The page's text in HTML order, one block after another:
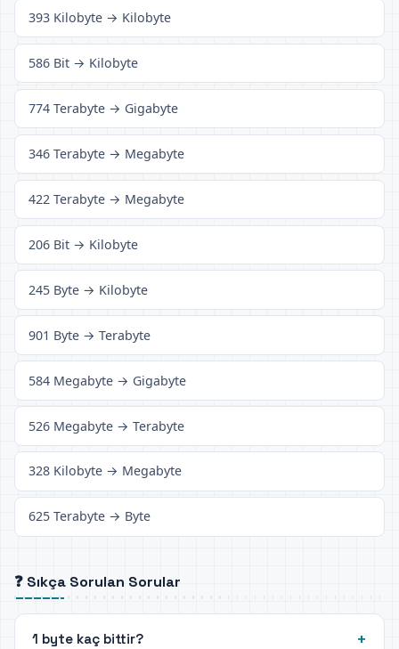
393 Kilobyte → Kilobyte
586 Bit → Kilobyte
774 Terabyte → Gigabyte
346 Terabyte → Megabyte
422 Terabyte → Megabyte
206 Bit → Kilobyte
245 Byte → Kilobyte
901 Byte → Terabyte
584 Megabyte → Gigabyte
526 Megabyte → Terabyte
328 Kilobyte → Megabyte
625 Terabyte → Byte
❓ Sıkça Sorulan Sorular
1 byte kaç bittir?